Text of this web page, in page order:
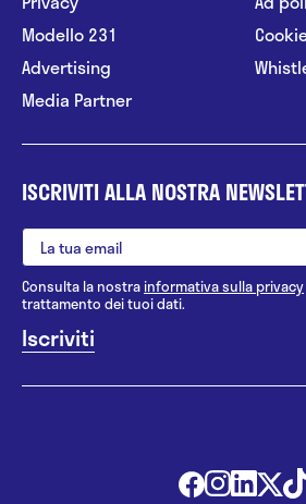
Modello 231
Advertising
Media Partner
ISCRIVITI ALLA NOSTRA
Consulta la nostrainformativa sulla privacy
trattamento dei tuoi dati.